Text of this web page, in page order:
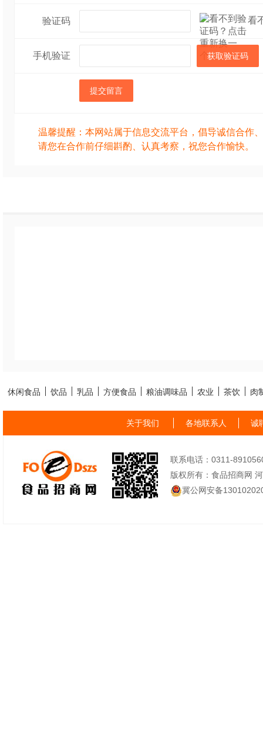
验证码 看
手机验证 获取验证码
提交留言
温馨提醒：本网站属于信息交流平台，倡导诚信合作
请您在合作前仔细斟酌、认真考察，祝您合作愉快。
休闲食品 饮品 乳品 方便食品 粮油调味品 农业 茶饮 肉
关于我们 各地联系人 诚
联系电话：0311-
版权所有：食品招商网
冀公网安备